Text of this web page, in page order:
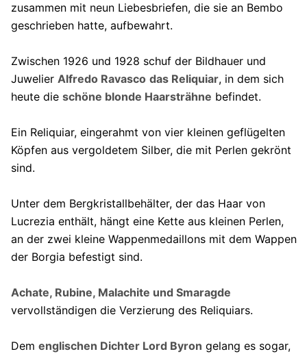
zusammen mit neun Liebesbriefen, die sie an Bembo
geschrieben hatte, aufbewahrt.
Zwischen 1926 und 1928 schuf der Bildhauer und
Juwelier Alfredo Ravasco das Reliquiar, in dem sich
heute die schöne blonde Haarsträhne befindet.
Ein Reliquiar, eingerahmt von vier kleinen geflügelten
Köpfen aus vergoldetem Silber, die mit Perlen gekrönt
sind.
Unter dem Bergkristallbehälter, der das Haar von
Lucrezia enthält, hängt eine Kette aus kleinen Perlen,
an der zwei kleine Wappenmedaillons mit dem Wappen
der Borgia befestigt sind.
Achate, Rubine, Malachite und Smaragde
vervollständigen die Verzierung des Reliquiars.
Dem englischen Dichter Lord Byron gelang es sogar,